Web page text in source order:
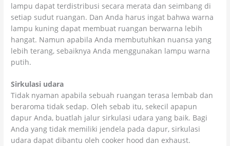
lampu dapat terdistribusi secara merata dan seimbang di
setiap sudut ruangan. Dan Anda harus ingat bahwa warna
lampu kuning dapat membuat ruangan berwarna lebih
hangat. Namun apabila Anda membutuhkan nuansa yang
lebih terang, sebaiknya Anda menggunakan lampu warna
putih.
Sirkulasi udara
Tidak nyaman apabila sebuah ruangan terasa lembab dan
beraroma tidak sedap. Oleh sebab itu, sekecil apapun
dapur Anda, buatlah jalur sirkulasi udara yang baik. Bagi
Anda yang tidak memiliki jendela pada dapur, sirkulasi
udara dapat dibantu oleh cooker hood dan exhaust.